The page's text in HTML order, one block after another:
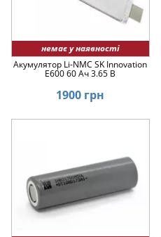
немає у наявності
Акумулятор Li-NMC SK Innovation
E600 60 Ач 3.65 В
1900 грн